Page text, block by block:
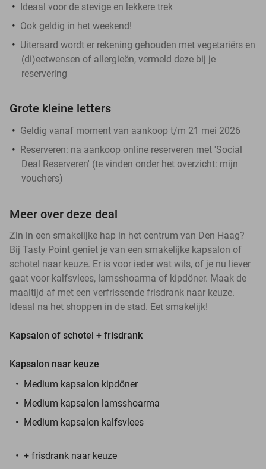
Ideaal voor de stevige en lekkere trek
Ook geldig in het weekend!
Uiteraard wordt er rekening gehouden met vegetariërs en
(di)eetwensen of allergieën, vermeld deze bij je
reservering
Grote kleine letters
Geldig vanaf moment van aankoop t/m 21 mei 2026
Reserveren: na aankoop online reserveren met 'Social
Deal Reserveren' (te vinden onder het overzicht: mijn
vouchers)
Meer over deze deal
Zin in een smakelijke hap in het centrum van Den Haag?
Bij Tasty Point geniet je van een smakelijke kapsalon of
schotel naar keuze. Er is voor ieder wat wils, of je nu liever
gaat voor kalfsvlees, lamsshoarma of kipdöner. Maak de
maaltijd af met een verfrissende frisdrank naar keuze.
Ideaal na het shoppen in de stad. Eet smakelijk!
Kapsalon of schotel + frisdrank
Kapsalon naar keuze
Medium kapsalon kipdöner
Medium kapsalon lamsshoarma
Medium kapsalon kalfsvlees
+ frisdrank naar keuze